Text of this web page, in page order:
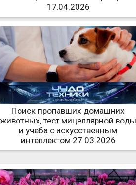
17.04.2026
Поиск пропавших домашних
животных, тест мицеллярной воды
и учеба с искусственным
интеллектом 27.03.2026